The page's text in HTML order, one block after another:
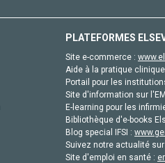
PLATEFORMES
Site e-commerce :
Aide à la pratique
Portail pour les
Site d'information sur
E-learning pour les
Bibliothèque d'e-books
Blog special IFSI :
Suivez notre actualité
Site d'emploi en santé :